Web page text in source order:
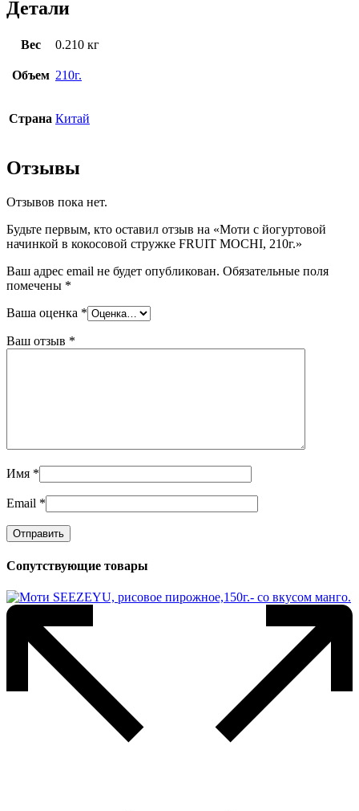
Детали
Вес 0.210 кг
Объем 210г.
Страна Китай
Отзывы
Отзывов пока нет.
Будьте первым, кто оставил отзыв на «Моти с йогуртовой
начинкой в кокосовой стружке FRUIT MOCHI, 210г.»
Ваш адрес email не будет опубликован. Обязательные поля
помечены *
Ваша оценка *
Ваш отзыв *
Имя *
Email *
Сопутствующие товары